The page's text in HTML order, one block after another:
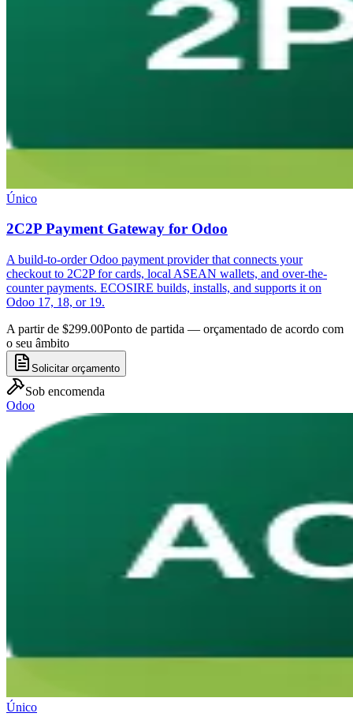
Único
2C2P Payment Gateway for Odoo
A build-to-order Odoo payment provider that connects your
checkout to 2C2P for cards, local ASEAN wallets, and over-the-
counter payments. ECOSIRE builds, installs, and supports it on
Odoo 17, 18, or 19.
A partir de $299.00Ponto de partida — orçamentado de acordo com
o seu âmbito
Solicitar orçamento
Sob encomenda
Odoo
Único